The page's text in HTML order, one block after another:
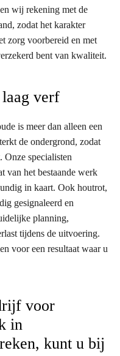
wij rekening met de
zodat het karakter
zorg voorbereid en met
bent van kwaliteit.
verf
is meer dan alleen een
de ondergrond, zodat
Onze specialisten
van het bestaande werk
in kaart. Ook houtrot,
gesignaleerd en
planning,
tijdens de uitvoering.
voor een resultaat waar u
voor
in
kunt u bij